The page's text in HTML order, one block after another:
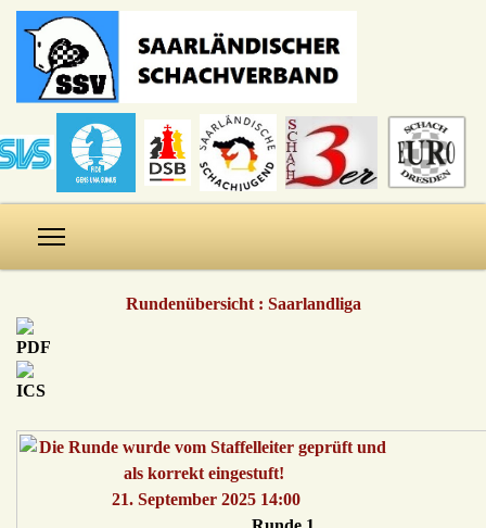
Rundenübersicht : Saarlandliga
21. September 2025 14:00